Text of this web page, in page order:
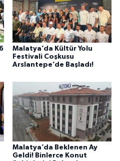
Malatya’da Kültür Yolu
Festivali Coşkusu
Arslantepe’de Başladı!
Malatya’da Beklenen Ay
Geldi! Binlerce Konut